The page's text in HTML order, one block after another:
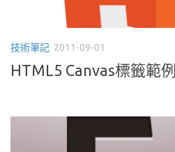
技術筆記 2011-09-01
HTML5 Canvas標籤範例